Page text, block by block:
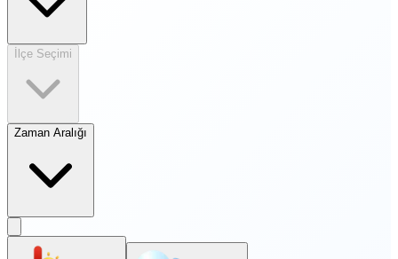
İlçe Seçimi
Zaman Aralığı